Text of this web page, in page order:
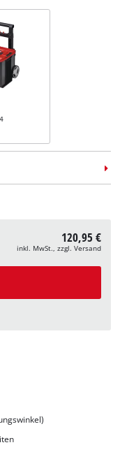
120,95 €
inkl. MwSt., zzgl. Versand